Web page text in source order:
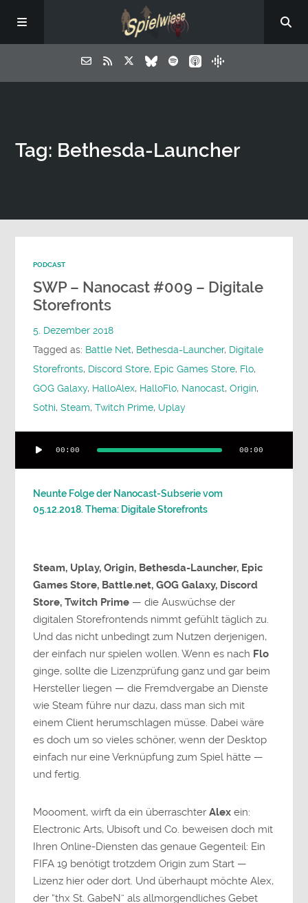
Tag: Bethesda-Launcher
PODCAST
SWP – Nanocast #009 – Digitale
Storefronts
5. Dezember 2018
Tagged as: Battle Net, Bethesda-Launcher, Digitale
Storefronts, Discord Store, Epic Games Store, Flo,
GOG Galaxy, HalloAlex, HalloFlo, Nanocast,Origin,
Sothi,Steam,Twitch Prime, Uplay
Player
00:00 00:00
Neunte Folge der Nanocast-Subserie vom
05.12.2018. Thema: Digitale Storefronts
Steam, Uplay, Origin, Bethesda-Launcher, Epic
Games Store, Battle.net, GOG Galaxy, Discord
Store, Twitch Prime — die Auswüchse der
digitalen Storefrontends nimmt gefühlt täglich zu.
Und das nicht unbedingt zum Nutzen derjenigen,
der einfach nur spielen wollen. Wenn es nach Flo
ginge, sollte die Lizenzprüfung ganz und gar beim
Hersteller liegen — die Fremdvergabe an Dienste
wie Steam führe nur dazu, dass man sich mit
einem Client herumschlagen müsse. Dabei wäre
es doch um so vieles schöner, wenn der Desktop
einfach nur eine Verknüpfung zum Spiel hätte —
und fertig.
Moooment, wirft da ein überraschterAlex ein:
Electronic Arts, Ubisoft und Co. beweisen doch mit
Ihren Online-Diensten das genaue Gegenteil: Ein
FIFA 19 benötigt trotzdem Origin zum Start —
Lizenz hier oder dort. Und überhaupt möchte Alex,
der “thx St. GabeN” als allmorgendliches Gebet